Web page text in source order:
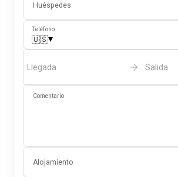
Huéspedes
Teléfono
🇺🇸▾
Llegada Salida
Comentario
Alojamiento